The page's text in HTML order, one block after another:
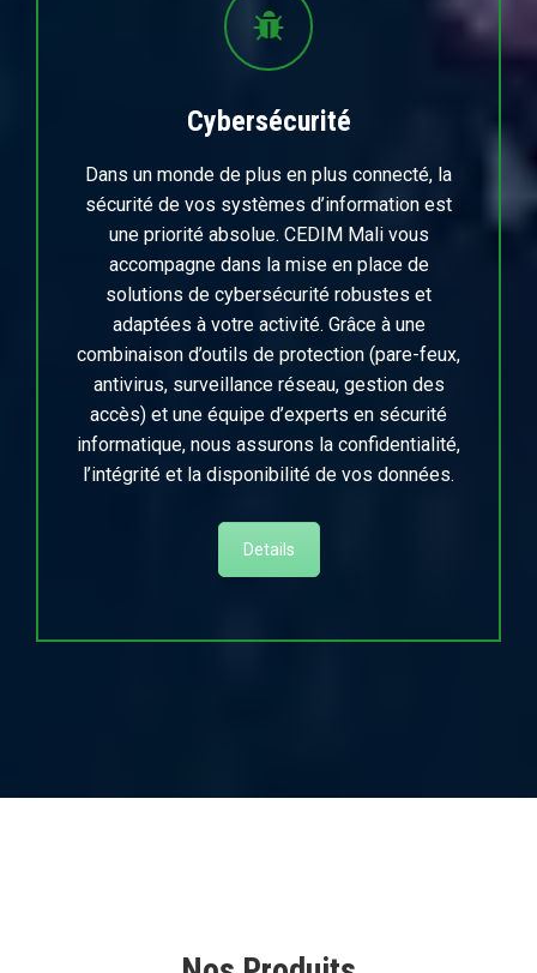
Cybersécurité
Dans un monde de plus en plus connecté, la
sécurité de vos systèmes d’information est
une priorité absolue. CEDIM Mali vous
accompagne dans la mise en place de
solutions de cybersécurité robustes et
adaptées à votre activité. Grâce à une
combinaison d’outils de protection (pare-feux,
antivirus, surveillance réseau, gestion des
accès) et une équipe d’experts en sécurité
informatique, nous assurons la confidentialité,
l’intégrité et la disponibilité de vos données.
Details